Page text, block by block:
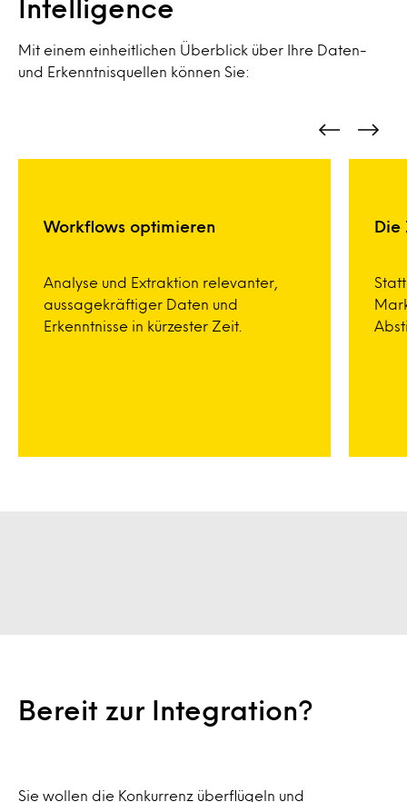
Intelligence
Mit einem einheitlichen Überblick über Ihre Daten-
und Erkenntnisquellen können Sie:
Workflows optimieren
Analyse und Extraktion relevanter,
aussagekräftiger Daten und
Erkenntnisse in kürzester Zeit.
Die
Bereit zur Integration?
Sie wollen die Konkurrenz überflügeln und